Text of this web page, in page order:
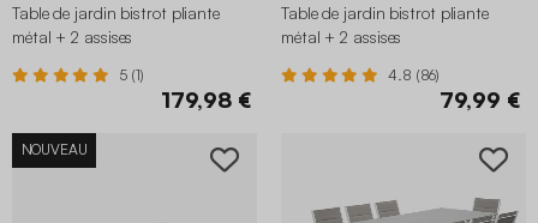
Table de jardin bistrot pliante
métal + 2 assises
5 (1)
179,98 €
Table de jardin bistrot pliante
métal + 2 assises
4.8 (86)
79,99 €
NOUVEAU